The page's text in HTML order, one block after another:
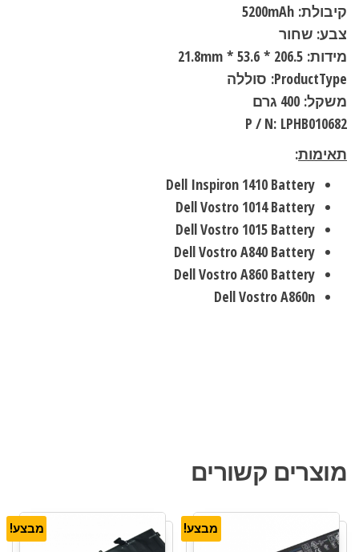
קיבולת: 5200mAh
צבע: שחור
מידות: 206.5
*
53.6
*
21.8mm
ProductType
: סוללה
משקל: 400 גרם
P / N: LPHB010682
תאימות:
Dell Inspiron 1410 Battery
Dell Vostro 1014 Battery
Dell Vostro 1015 Battery
Dell Vostro A840 Battery
Dell Vostro A860 Battery
Dell Vostro A860n
מוצרים קשורים
מבצע! מבצע!